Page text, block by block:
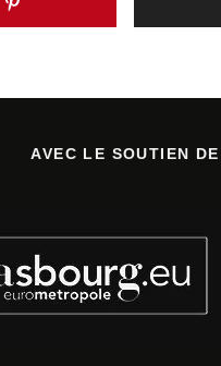
AVEC LE SOUTIEN DE